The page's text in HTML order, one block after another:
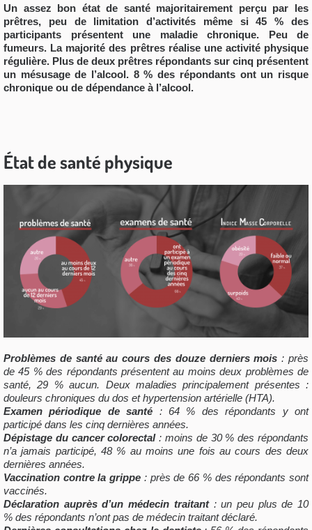
Un assez bon état de santé majoritairement perçu par les
prêtres, peu de limitation d’activités même si 45 % des
participants présentent une maladie chronique. Peu de
fumeurs. La majorité des prêtres réalise une activité physique
régulière. Plus de deux prêtres répondants sur cinq présentent
un mésusage de l’alcool. 8 % des répondants ont un risque
chronique ou de dépendance à l’alcool.
État de santé physique
Problèmes de santé au cours des douze derniers mois : près
de 45 % des répondants présentent au moins deux problèmes de
santé, 29 % aucun. Deux maladies principalement présentes :
douleurs chroniques du dos et hypertension artérielle (HTA).
Examen périodique de santé : 64 % des répondants y ont
participé dans les cinq dernières années.
Dépistage du cancer colorectal: moins de 30 % des répondants
n’a jamais participé, 48 % au moins une fois au cours des deux
dernières années.
Vaccination contre la grippe : près de 66 % des répondants sont
vaccinés.
Déclaration auprès d’un médecin traitant: un peu plus de 10
% des répondants n’ont pas de médecin traitant déclaré.